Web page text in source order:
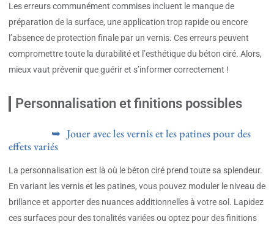
Les erreurs communément commises incluent le manque de
préparation de la surface, une application trop rapide ou encore
l’absence de protection finale par un vernis. Ces erreurs peuvent
compromettre toute la durabilité et l’esthétique du béton ciré. Alors,
mieux vaut prévenir que guérir et s’informer correctement !
Personnalisation et finitions possibles
Jouer avec les vernis et les patines pour des
effets variés
La personnalisation est là où le béton ciré prend toute sa splendeur.
En variant les vernis et les patines, vous pouvez moduler le niveau de
brillance et apporter des nuances additionnelles à votre sol. Lapidez
ces surfaces pour des tonalités variées ou optez pour des finitions